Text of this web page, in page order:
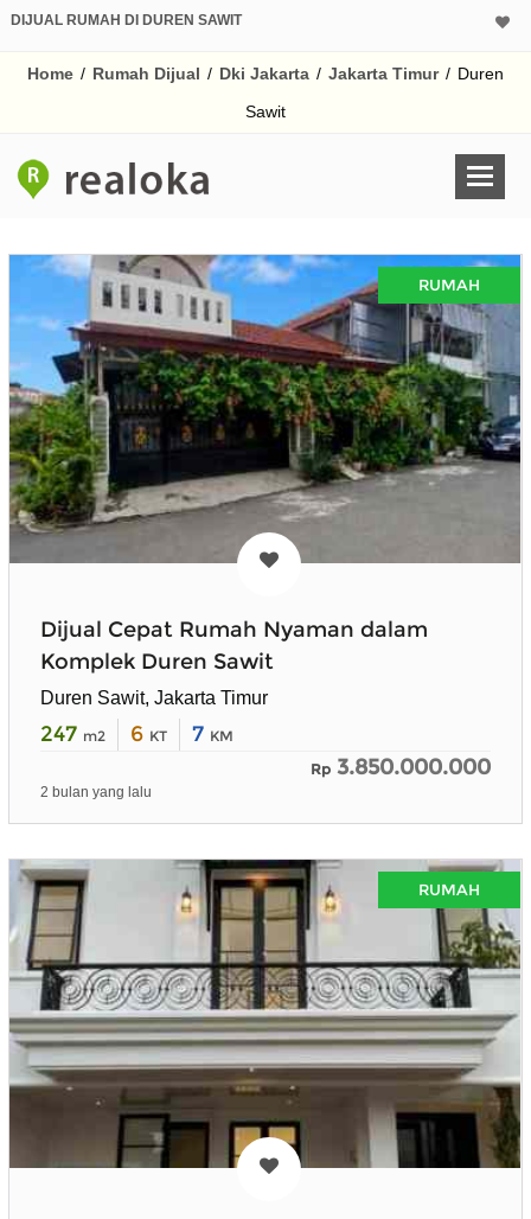
DIJUAL RUMAH DI DUREN SAWIT
Home / Rumah Dijual / Dki Jakarta / Jakarta Timur / Duren
Sawit
RUMAH
Dijual Cepat Rumah Nyaman dalam
Komplek Duren Sawit
Duren Sawit, Jakarta Timur
247 m2 6 KT 7 KM
Rp 3.850.000.000
2 bulan yang lalu
RUMAH